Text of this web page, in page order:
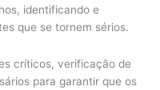
identificando e
que se tornem sérios.
críticos, verificação de
para garantir que os